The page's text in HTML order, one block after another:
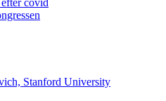
covid
Stanford University